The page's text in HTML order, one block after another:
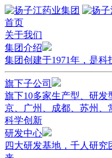
首页
关于我们
集团介绍
集团创建于1971年，是科
旗下子公司
旗下10多家生产型、研
京、广州、成都、苏州、
科学创新
研发中心
四大研发基地，千人研